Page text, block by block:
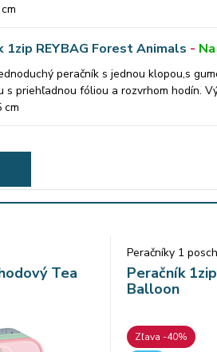
1zip REYBAG Forest Animals -
peračník s jednou klopou,s
s priehľadnou fóliou a rozvrhom hodín.
cm
Tea
Peračníky 1
Peračník
Balloon
Zľava -40%